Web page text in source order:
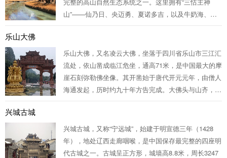
山”——仙乃日、央迈勇、夏诺多吉，以及牛奶海、珍
物1126种、脊椎动物291种。作...
乐山大佛
乐山大佛，又名凌云大佛，坐落于四川省乐山市三江汇
流处，依山凿成临江危坐，通高71米，是中国最大的摩
崖石刻弥勒佛坐像。其开凿始于唐代开元元年，由僧人
海通发起，历时约九十年方告完成。大佛头与山齐，发
代雕刻艺术的杰作，更承载着...
兴城古城
兴城古城，又称“宁远城”，始建于明宣德三年（1428
年），地处辽西走廊咽喉，是中国保存最完整的四座明
代古城之一。古城呈正方形，城墙高8.8米，周长3247